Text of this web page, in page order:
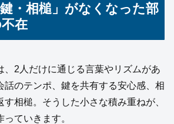
鍵・相槌」がなくなった部
在
、2人だけに通じる言葉やリズムがあ
話のテンポ、鍵を共有する安心感、相
相槌。そうした小さな積み重ねが、
ていきます。